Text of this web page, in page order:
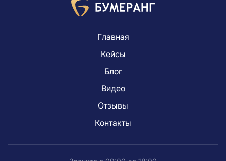
Главная
Кейсы
Блог
Видео
Отзывы
Контакты